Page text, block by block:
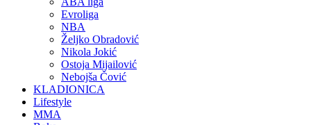
Evroliga
NBA
Željko Obradović
Nikola Jokić
Ostoja Mijailović
Nebojša Čović
KLADIONICA
Lifestyle
MMA